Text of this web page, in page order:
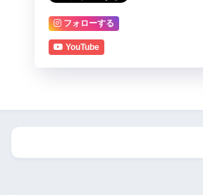
フォローする
YouTube